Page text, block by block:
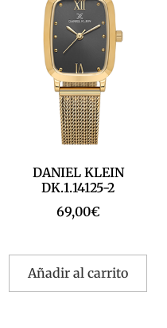
DANIEL KLEIN
DK.1.14125-2
69,00€
Añadir al carrito